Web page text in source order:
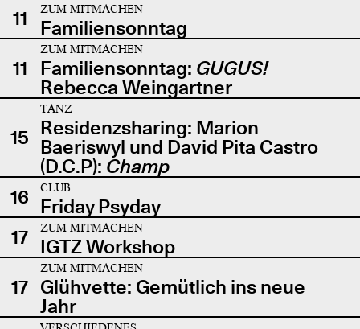
11
ZUM MITMACHEN
Familiensonntag
11
ZUM MITMACHEN
Familiensonntag: GUGUS!
Rebecca Weingartner
15
TANZ
Residenzsharing: Marion
Baeriswyl und David Pita Castro
(D.C.P): Champ
16
CLUB
Friday Psyday
17
ZUM MITMACHEN
IGTZ Workshop
17
ZUM MITMACHEN
Glühvette: Gemütlich ins neue
Jahr